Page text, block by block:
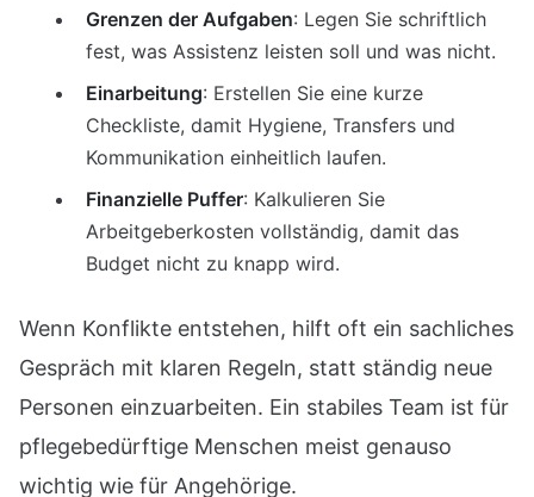
Grenzen der Aufgaben: Legen Sie schriftlich
fest, was Assistenz leisten soll und was nicht.
Einarbeitung: Erstellen Sie eine kurze
Checkliste, damit Hygiene, Transfers und
Kommunikation einheitlich laufen.
Finanzielle Puffer: Kalkulieren Sie
Arbeitgeberkosten vollständig, damit das
Budget nicht zu knapp wird.
Wenn Konflikte entstehen, hilft oft ein sachliches
Gespräch mit klaren Regeln, statt ständig neue
Personen einzuarbeiten. Ein stabiles Team ist für
pflegebedürftige Menschen meist genauso
wichtig wie für Angehörige.